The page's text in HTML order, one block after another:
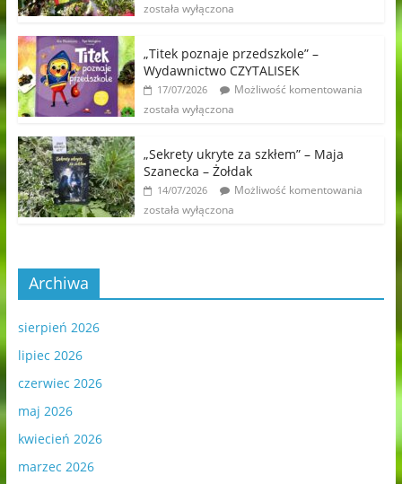
została wyłączona
„Titek poznaje przedszkole” –
Wydawnictwo CZYTALISEK
17/07/2026
Możliwość komentowania
została wyłączona
„Sekrety ukryte za szkłem” – Maja
Szanecka – Żołdak
14/07/2026
Możliwość komentowania
została wyłączona
Archiwa
sierpień 2026
lipiec 2026
czerwiec 2026
maj 2026
kwiecień 2026
marzec 2026